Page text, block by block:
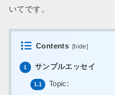
いてです。
Contents [hide]
1 サンプルエッセイ
1.1 Topic: